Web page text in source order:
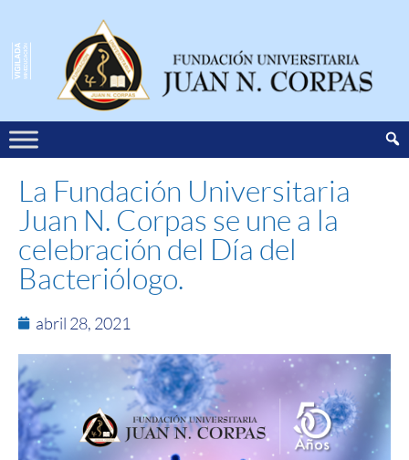
La Fundación Universitaria
Juan N. Corpas se une a la
celebración del Día del
Bacteriólogo.
abril 28, 2021